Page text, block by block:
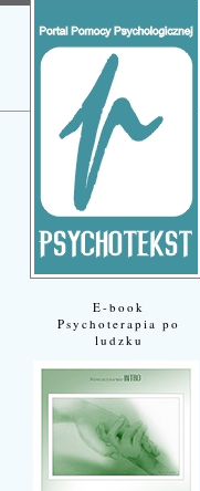
E-book
Psychoterapia po
ludzku